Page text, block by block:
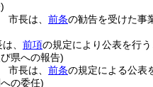
市長は、 前条の勧告を受けた事
、 前項の規定により公表を行
県への報告)
市長は、 前条の規定による公表
の委任)